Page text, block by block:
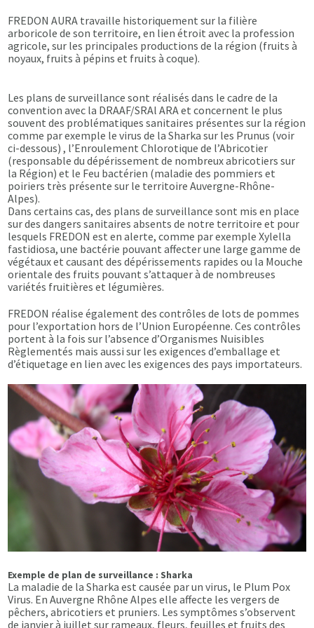
FREDON AURA travaille historiquement sur la filière
arboricole de son territoire, en lien étroit avec la profession
agricole, sur les principales productions de la région (fruits à
noyaux, fruits à pépins et fruits à coque).
Les plans de surveillance sont réalisés dans le cadre de la
convention avec la DRAAF/SRAl ARA et concernent le plus
souvent des problématiques sanitaires présentes sur la région
comme par exemple le virus de la Sharka sur les Prunus (voir
ci-dessous) , l’Enroulement Chlorotique de l’Abricotier
(responsable du dépérissement de nombreux abricotiers sur
la Région) et le Feu bactérien (maladie des pommiers et
poiriers très présente sur le territoire Auvergne-Rhône-
Alpes).
Dans certains cas, des plans de surveillance sont mis en place
sur des dangers sanitaires absents de notre territoire et pour
lesquels FREDON est en alerte, comme par exemple Xylella
fastidiosa, une bactérie pouvant affecter une large gamme de
végétaux et causant des dépérissements rapides ou la Mouche
orientale des fruits pouvant s’attaquer à de nombreuses
variétés fruitières et légumières.
FREDON réalise également des contrôles de lots de pommes
pour l’exportation hors de l’Union Européenne. Ces contrôles
portent à la fois sur l’absence d’Organismes Nuisibles
Règlementés mais aussi sur les exigences d’emballage et
d’étiquetage en lien avec les exigences des pays importateurs.
Exemple de plan de surveillance : Sharka
La maladie de la Sharka est causée par un virus, le Plum Pox
Virus. En Auvergne Rhône Alpes elle affecte les vergers de
pêchers, abricotiers et pruniers. Les symptômes s’observent
de janvier à juillet sur rameaux, fleurs, feuilles et fruits des